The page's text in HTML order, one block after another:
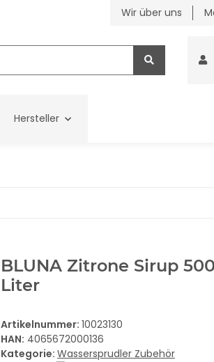
Wir über uns
Hersteller
BLUNA Zitrone Sirup
Liter
Artikelnummer: 10023130
HAN: 4065672000136
Kategorie: Wassersprudler Zubehör